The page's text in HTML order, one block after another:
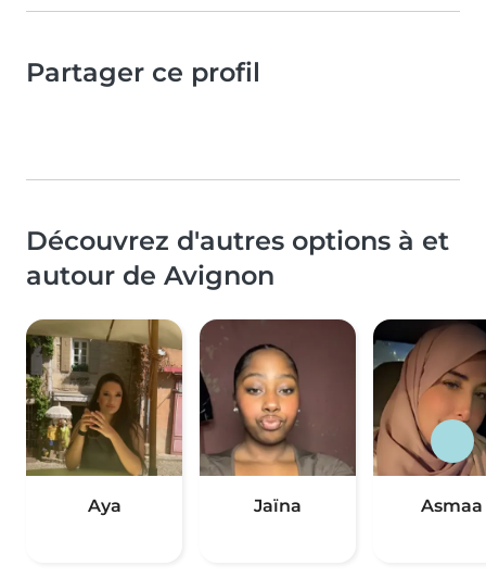
Partager ce profil
Découvrez d'autres options à et
autour de Avignon
Aya Jaïna Asmaa